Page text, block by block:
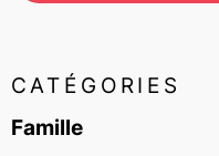
CATÉGORIES
Famille